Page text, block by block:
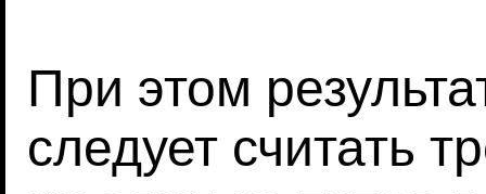
При этом
следует считать